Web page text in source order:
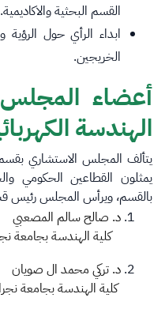
القسم البحثية والاكاديمية.
ابداء الرأي حول
الخريجين.
أعضاء
الهندسة
يتألف المجلس الاستشاري
يمثلون القطاعين الحكومي
بالقسم، ويرأس المجلس رئيس
د. صالح
كلية الهندسة بجامعة
د. تركي
كلية الهندسة بجامعة